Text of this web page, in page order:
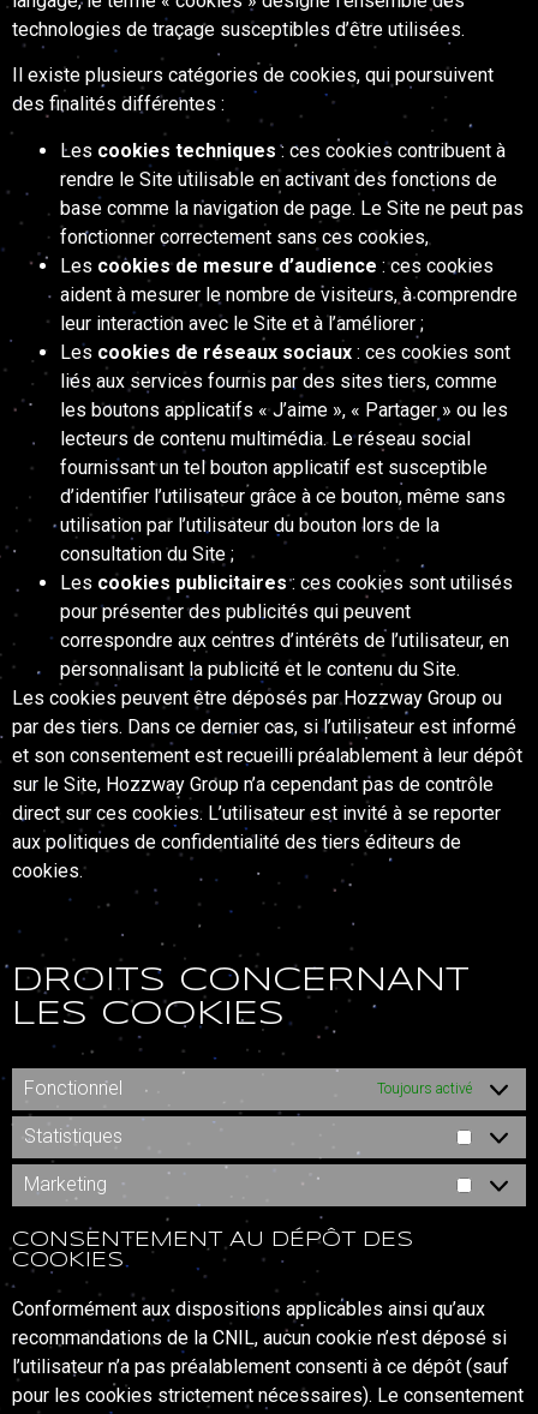
technologies de traçage susceptibles d’être utilisées.
Il existe plusieurs catégories de cookies, qui poursuivent
des finalités différentes :
Les cookies techniques : ces cookies contribuent à
rendre le Site utilisable en activant des fonctions de
base comme la navigation de page. Le Site ne peut pas
fonctionner correctement sans ces cookies,
Les cookies de mesure d’audience : ces cookies
aident à mesurer le nombre de visiteurs, à comprendre
leur interaction avec le Site et à l’améliorer ;
Les cookies de réseaux sociaux : ces cookies sont
liés aux services fournis par des sites tiers, comme
les boutons applicatifs « J’aime », « Partager » ou les
lecteurs de contenu multimédia. Le réseau social
fournissant un tel bouton applicatif est susceptible
d’identifier l’utilisateur grâce à ce bouton, même sans
utilisation par l’utilisateur du bouton lors de la
consultation du Site ;
Les cookies publicitaires: ces cookies sont utilisés
pour présenter des publicités qui peuvent
correspondre aux centres d’intérêts de l’utilisateur, en
personnalisant la publicité et le contenu du Site.
Les cookies peuvent être déposés par Hozzway Group ou
par des tiers. Dans ce dernier cas, si l’utilisateur est informé
et son consentement est recueilli préalablement à leur dépôt
sur le Site, Hozzway Group n’a cependant pas de contrôle
direct sur ces cookies. L’utilisateur est invité à se reporter
aux politiques de confidentialité des tiers éditeurs de
cookies.
DROITS CONCERNANT
LES COOKIES
Fonctionnel Toujours activé
Statistiques
Marketing
CONSENTEMENT AU DÉPÔT DES
COOKIES
Conformément aux dispositions applicables ainsi qu’aux
recommandations de la CNIL, aucun cookie n’est déposé si
l’utilisateur n’a pas préalablement consenti à ce dépôt (sauf
pour les cookies strictement nécessaires). Le consentement